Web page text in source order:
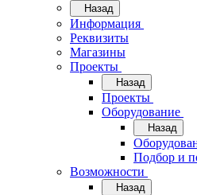
Назад
Информация
Реквизиты
Магазины
Проекты
Назад
Проекты
Оборудование
Назад
Подбор и
Возможности
Назад